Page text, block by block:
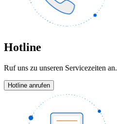
Hotline
Ruf uns zu unseren Servicezeiten an.
Hotline anrufen